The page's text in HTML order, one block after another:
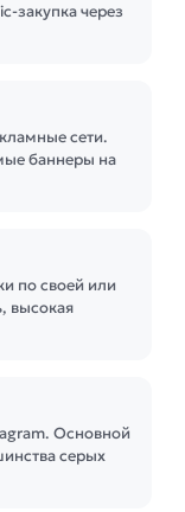
закупка через
сети.
баннеры на
по своей или
высокая
Основной
серых